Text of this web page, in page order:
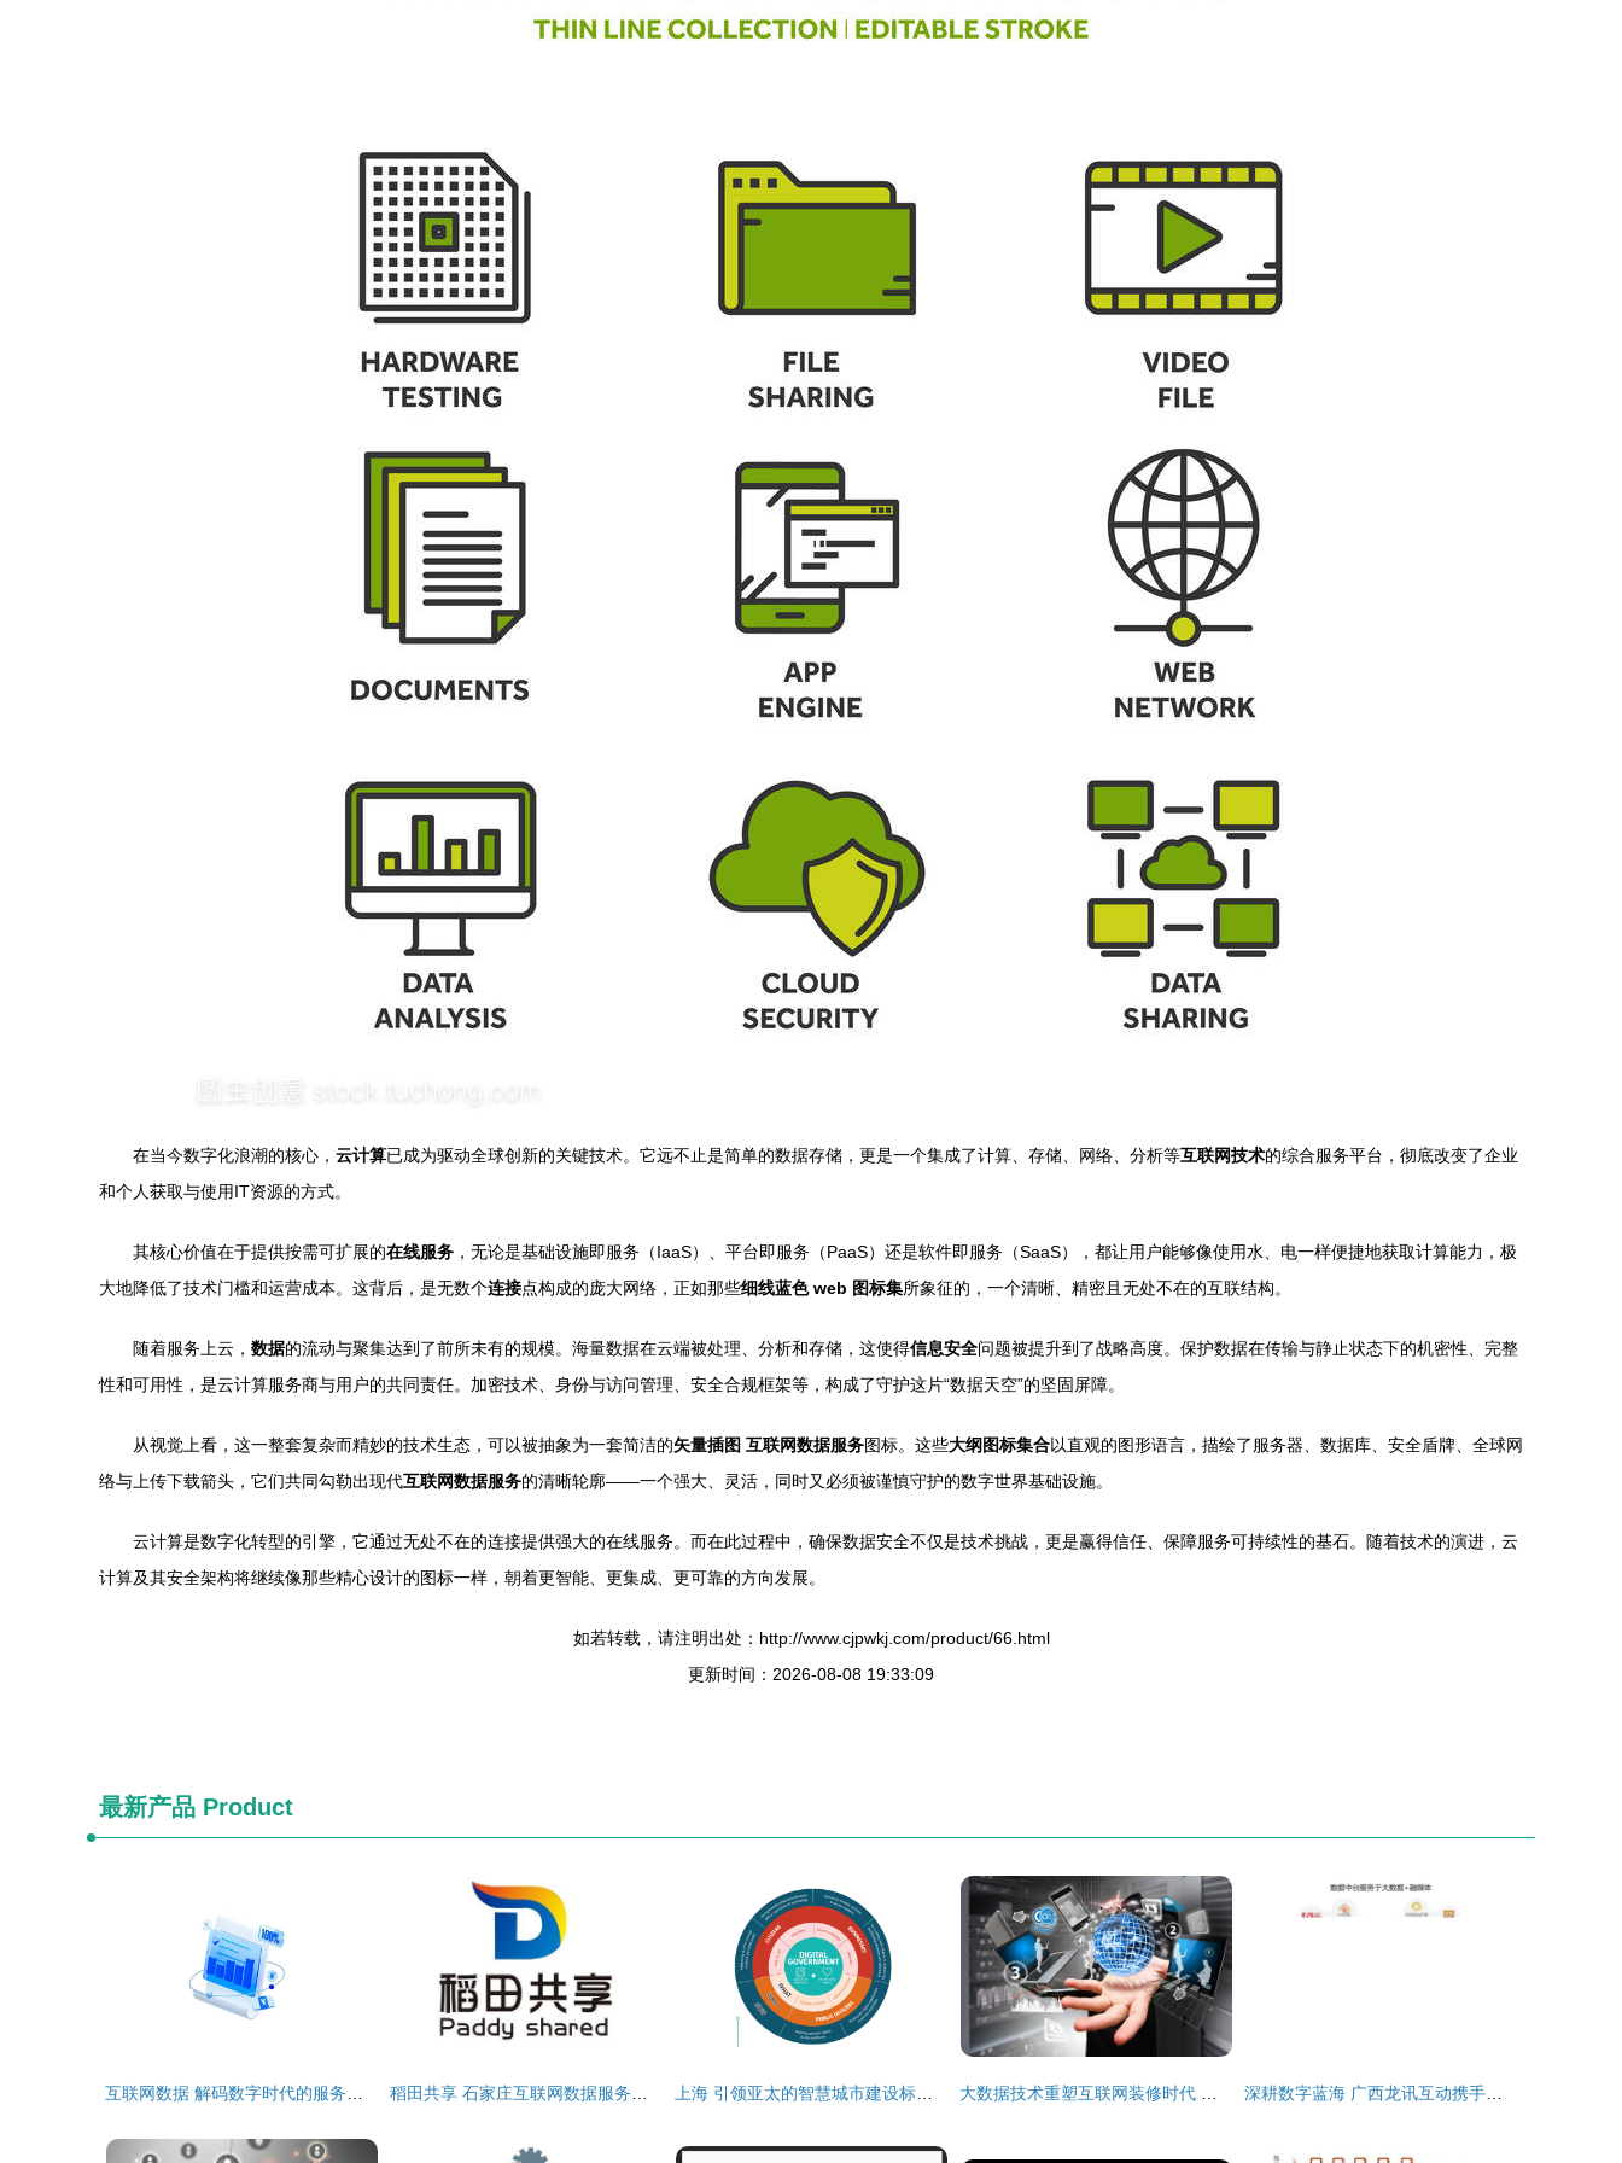
在当今数字化浪潮的核心， 云计算已成为驱动全球创新的关键技术。它远不止是简单的数据存储，更是一个集成了计算、存储、网络、分析等互联网技术的综合服务平台，彻底改变了企业
和个人获取与使用IT资源的方式。
其核心价值在于提供按需可扩展的在线服务 ，无论是基础设施即服务（IaaS）、平台即服务（PaaS）还是软件即服务（SaaS），都让用户能够像使用水、电一样便捷地获取计算能力，极
大地降低了技术门槛和运营成本。这背后，是无数个连接点构成的庞大网络，正如那些细线蓝色 web 图标集所象征的，一个清晰、精密且无处不在的互联结构。
随着服务上云， 数据的流动与聚集达到了前所未有的规模。海量数据在云端被处理、分析和存储，这使得信息安全问题被提升到了战略高度。保护数据在传输与静止状态下的机密性、完整
性和可用性，是云计算服务商与用户的共同责任。加密技术、身份与访问管理、安全合规框架等，构成了守护这片“数据天空”的坚固屏障。
从视觉上看，这一整套复杂而精妙的技术生态，可以被抽象为一套简洁的矢量插图 互联网数据服务图标。这些大纲图标集合以直观的图形语言，描绘了服务器、数据库、安全盾牌、全球网
络与上传下载箭头，它们共同勾勒出现代互联网数据服务的清晰轮廓——一个强大、灵活，同时又必须被谨慎守护的数字世界基础设施。
云计算是数字化转型的引擎，它通过无处不在的连接提供强大的在线服务。而在此过程中，确保数据安全不仅是技术挑战，更是赢得信任、保障服务可持续性的基石。随着技术的演进，云
计算及其安全架构将继续像那些精心设计的图标一样，朝着更智能、更集成、更可靠的方向发展。
如若转载，请注明出处：http://www.cjpwkj.com/product/66.html
更新时间：2026-08-08 19:33:09
最新产品 Product